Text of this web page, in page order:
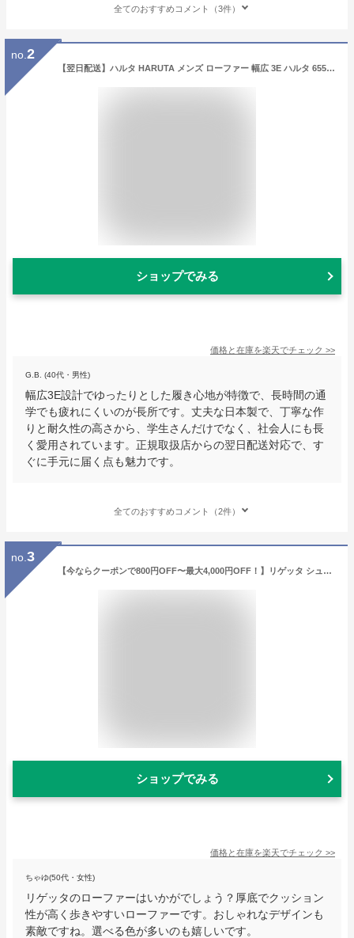
全てのおすすめコメント（3件）
no. 2
【翌日配送】ハルタ HARUTA メンズ ローファー 幅広 3E ハルタ 6550 学生靴◇24.0cm〜28.0cm◇日本製 正規取扱店 学生・通学【楽ギフ_包装】
ショップでみる
価格と在庫を楽天でチェック >>
G.B. (40代・男性)
幅広3E設計でゆったりとした履き心地が特徴で、長時間の通
学でも疲れにくいのが長所です。丈夫な日本製で、丁寧な作
りと耐久性の高さから、学生さんだけでなく、社会人にも長
く愛用されています。正規取扱店からの翌日配送対応で、す
ぐに手元に届く点も魅力です。
全てのおすすめコメント（2件）
no. 3
【今ならクーポンで800円OFF〜最大4,000円OFF！】リゲッタ シューズ メンズ ローファー 靴 RLW2771 | シンプル コンフォート アーチサポート お仕事 旅行 歩きやすい 疲れない 痛くない 軽い おしゃれ 春 夏 秋 冬 regeta 別注 日本製
ショップでみる
価格と在庫を楽天でチェック >>
ちゃゆ(50代・女性)
リゲッタのローファーはいかがでしょう？厚底でクッション
性が高く歩きやすいローファーです。おしゃれなデザインも
素敵ですね。選べる色が多いのも嬉しいです。